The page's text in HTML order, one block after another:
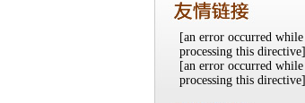
[an error occurred while
processing this directive]
[an error occurred while
processing this directive]